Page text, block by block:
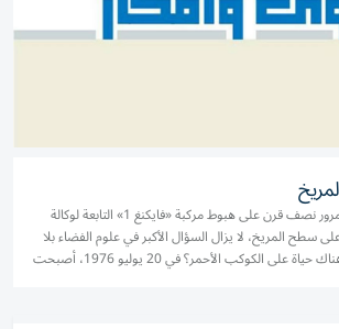
(سيانتفيك أمريكان) بعد مرور نصف قرن على هبوط مركبة «فايكنغ 1» التابعة لوكالة
سطح المريخ، لا يزال السؤال الأكبر في علوم الفضاء بلا
إجابة حاسمة: هل كانت هناك حياة على الكوكب الأحمر؟ في 20 يوليو 1976، أصبحت